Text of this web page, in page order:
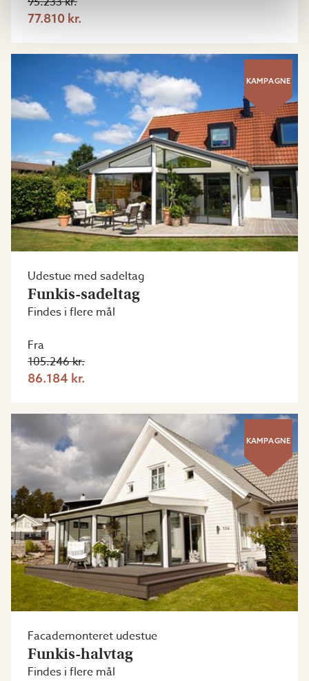
77.810 kr.
KAMPAGNE
Udestue med sadeltag
Funkis-sadeltag
Findes i flere mål
Fra
105.246 kr.
86.184 kr.
KAMPAGNE
Facademonteret udestue
Funkis-halvtag
Findes i flere mål